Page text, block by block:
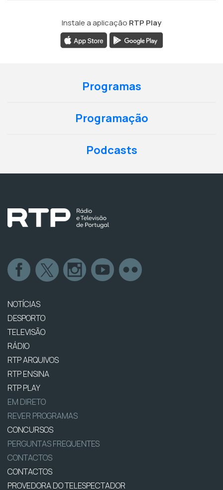
Instale a aplicação RTP Play
Programas
Programação
Podcasts
NOTÍCIAS
DESPORTO
TELEVISÃO
RÁDIO
RTP ARQUIVOS
RTP ENSINA
RTP PLAY
EM DIRETO
REVER PROGRAMAS
CONCURSOS
PERGUNTAS FREQUENTES
CONTACTOS
CONTACTOS
PROVEDORA DO TELESPECTADOR